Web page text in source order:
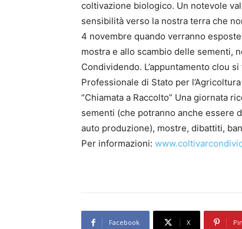
coltivazione biologico. Un notevole
sensibilità verso la nostra terra che
4 novembre quando verranno
mostra e allo scambio delle sementi,
Condividendo. L’appuntamento clou
Professionale di Stato per
“Chiamata a Raccolto” Una giornata
sementi (che potranno anche essere
auto produzione), mostre, dibattiti,
Per informazioni:
Facebook X